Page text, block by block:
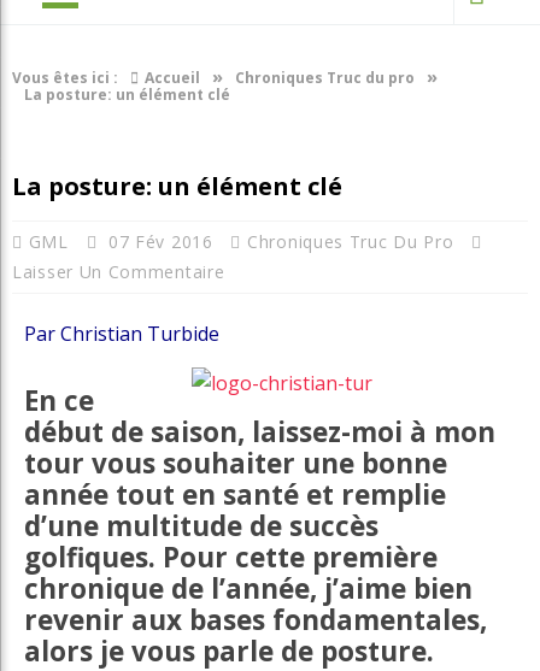
Vous êtes ici : Accueil » Chroniques Truc du pro »
La posture: un élément clé
La posture: un élément clé
GML 07 Fév 2016
Chroniques Truc Du Pro
Laisser Un Commentaire
Par Christian Turbide
En ce
début de saison, laissez-moi à mon
tour vous souhaiter une bonne
année tout en santé et remplie
d’une multitude de succès
golfiques. Pour cette première
chronique de l’année, j’aime bien
revenir aux bases fondamentales,
alors je vous parle de posture.